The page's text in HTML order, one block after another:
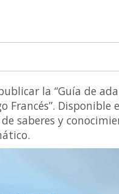
la “Guía de
Francés”. Disponible
saberes y